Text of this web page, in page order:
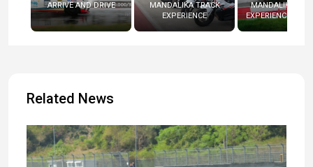
ARRIVE AND DRIVE
MANDALIKA TRACK
EXPERIENCE
MANDALIKA
EXPERIENCE
Related News